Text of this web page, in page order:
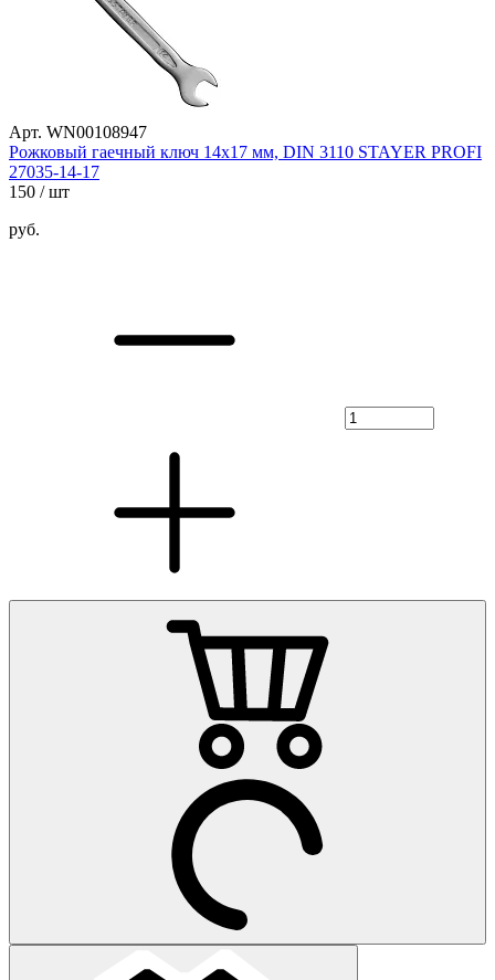
Арт. WN00108947
Рожковый гаечный ключ 14x17 мм, DIN 3110 STAYER PROFI
27035-14-17
150 / шт
руб.